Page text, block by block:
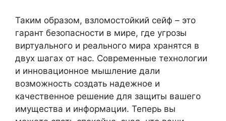
Таким образом, взломостойкий сейф – это
гарант безопасности в мире, где угрозы
виртуального и реального мира хранятся в
двух шагах от нас. Современные технологии
и инновационное мышление дали
возможность создать надежное и
качественное решение для защиты вашего
имущества и информации. Теперь вы